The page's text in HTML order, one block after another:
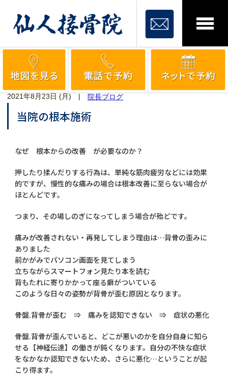
2021年8月23日 (月) 院長ブログ
当院の根本施術
なぜ 根本からの改善 が必要なのか？
押したり揉んだりする行為は、単純な筋肉疲労などには効果
的ですが、慢性的な痛みの場合は根本改善に至らない場合が
ほとんどです。
つまり、その場しのぎになってしまう場合が殆どです。
痛みが改善されない・再発してしまう理由は…背骨の歪みに
ありました
前かがみでパソコン画面を見てしまう
立ちながらスマートフォン見たり本を読む
背もたれに寄りかかって座る癖がついている
このような日々の姿勢が背骨が歪む原因となります。
骨盤.背骨が歪む ⇒ 痛みを認知できない ⇒ 症状の悪化
骨盤.背骨が歪んでいると、どこが悪いのかを自分自身に知ら
せる【神経伝達】の働きが鈍くなります。自分の不快な症状
をなかなか認知できないため、さらに悪化…ということが起
こり得ます。